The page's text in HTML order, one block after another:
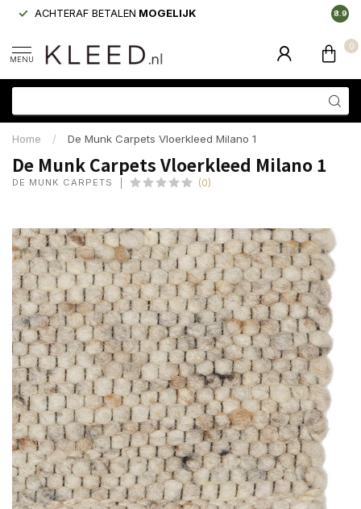
ACHTERAF BETALEN MOGELIJK 8.9
MENU
0
Home / De Munk Carpets Vloerkleed Milano 1
De Munk Carpets Vloerkleed Milano 1
DE MUNK CARPETS (0)